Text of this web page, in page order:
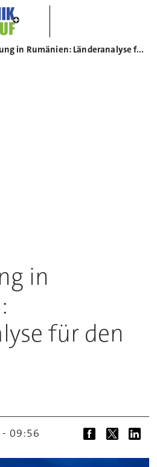
Beschaffung in Rumänien: Länderanalyse für den Einkauf
in
für den
- 09:56